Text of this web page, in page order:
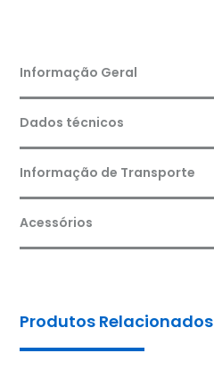
Informação Geral
Dados técnicos
Informação de Transporte
Acessórios
Produtos Relacionados